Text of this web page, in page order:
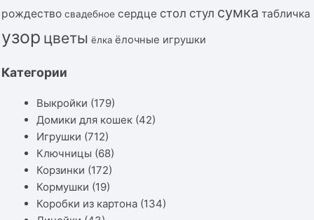
рождество свадебное сердце стол стул сумка табличка
узор цветы ёлка ёлочные игрушки
Категории
Выкройки (179)
Домики для кошек (42)
Игрушки (712)
Ключницы (68)
Корзинки (172)
Кормушки (19)
Коробки из картона (134)